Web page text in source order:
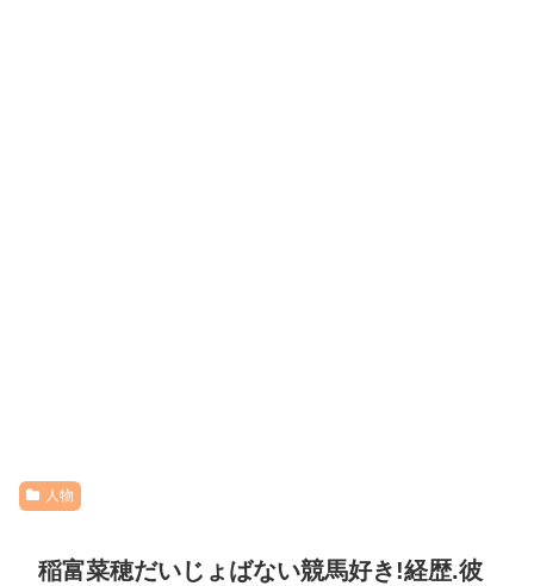
人物
稲富菜穂だいじょばない競馬好き!経歴.彼